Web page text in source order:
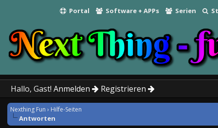
Portal Software + APPs Serien
Hallo, Gast! Anmelden Registrieren
Nexthing Fun › Hilfe-Seiten
Antworten